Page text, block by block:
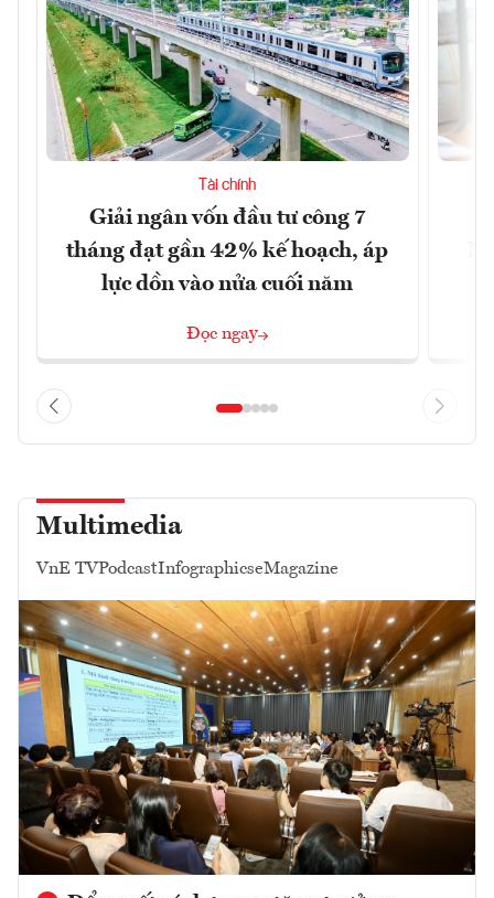
Tài chính
Giải ngân vốn đầu tư công 7
tháng đạt gần 42% kế hoạch, áp
lực dồn vào nửa cuối năm
Đọc ngay
Multimedia
VnE TVPodcastInfographicseMagazine